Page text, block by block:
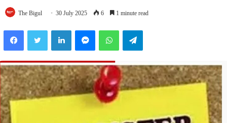
The Bigul 30 July 2025 6 1 minute read